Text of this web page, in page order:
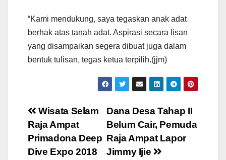
“Kami mendukung, saya tegaskan anak adat
berhak atas tanah adat. Aspirasi secara lisan
yang disampaikan segera dibuat juga dalam
bentuk tulisan, tegas ketua terpilih.(jjm)
Post
navigation
Dana Desa Tahap II
Belum Cair, Pemuda
Raja Ampat Lapor
Jimmy Ijie
Wisata Selam
Raja Ampat
Primadona Deep
Dive Expo 2018